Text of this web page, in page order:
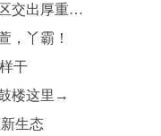
连跨13个百亿级台阶！鼓楼区交出厚重提气答卷！
，丫霸！
干
楼这里→
生态